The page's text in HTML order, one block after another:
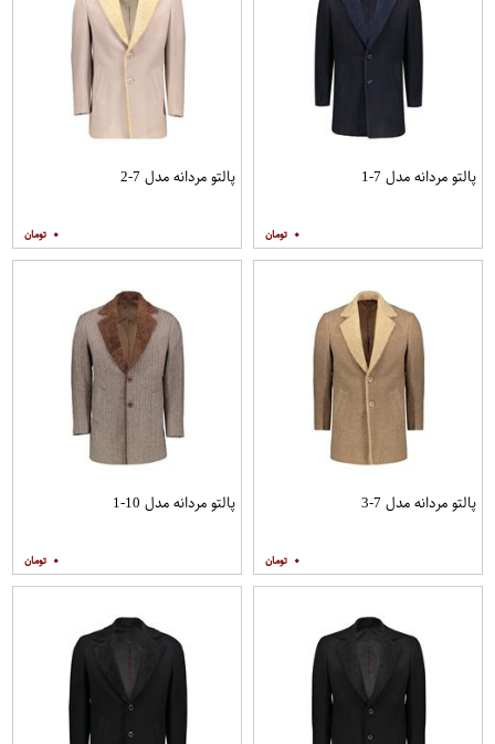
پالتو مردانه مدل 7-1
۰
پالتو مردانه مدل 7-2
۰
پالتو مردانه مدل 7-3
۰
پالتو مردانه مدل 10-1
۰